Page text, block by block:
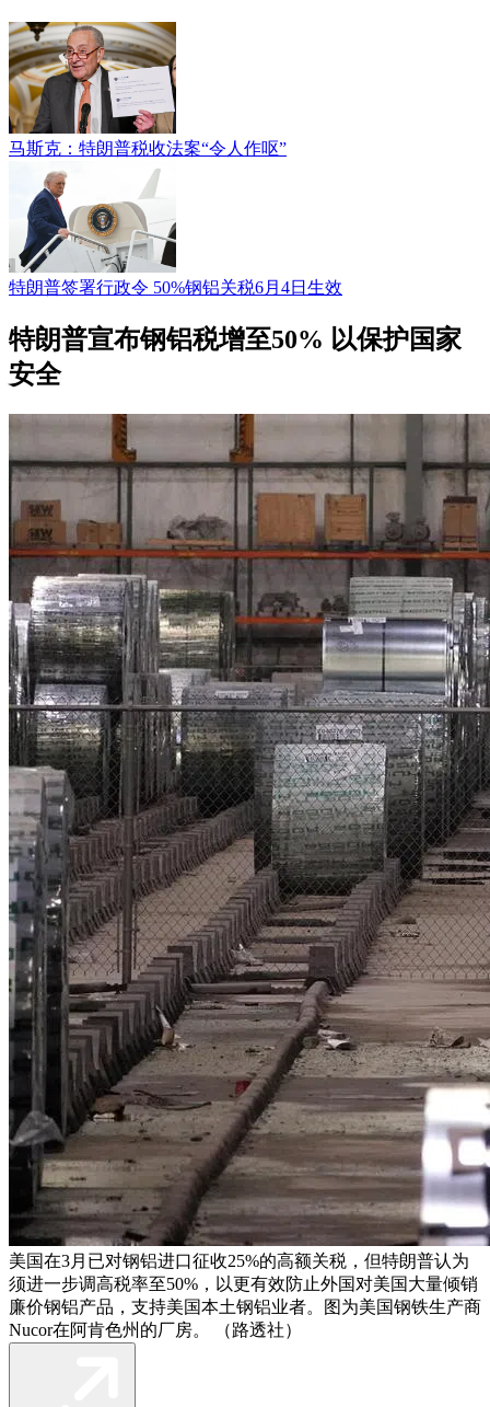
马斯克：特朗普税收法案“令人作呕”
特朗普签署行政令 50%钢铝关税6月4日生效
特朗普宣布钢铝税增至50% 以保护国家
安全
美国在3月已对钢铝进口征收25%的高额关税，但特朗普认为
须进一步调高税率至50%，以更有效防止外国对美国大量倾销
廉价钢铝产品，支持美国本土钢铝业者。图为美国钢铁生产商
Nucor在阿肯色州的厂房。 （路透社）